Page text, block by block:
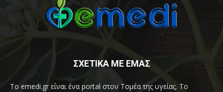
ΣΧΕΤΙΚΑ ΜΕ ΕΜΑΣ
Το emedi.gr είναι ένα portal στον Τομέα της υγείας. Το